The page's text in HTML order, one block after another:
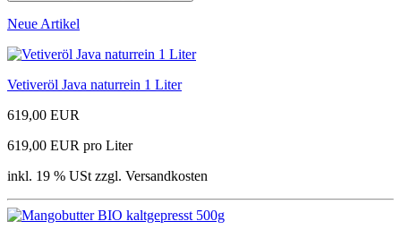
Neue Artikel
Vetiveröl Java naturrein 1 Liter
619,00 EUR
619,00 EUR pro Liter
inkl. 19 % USt zzgl. Versandkosten